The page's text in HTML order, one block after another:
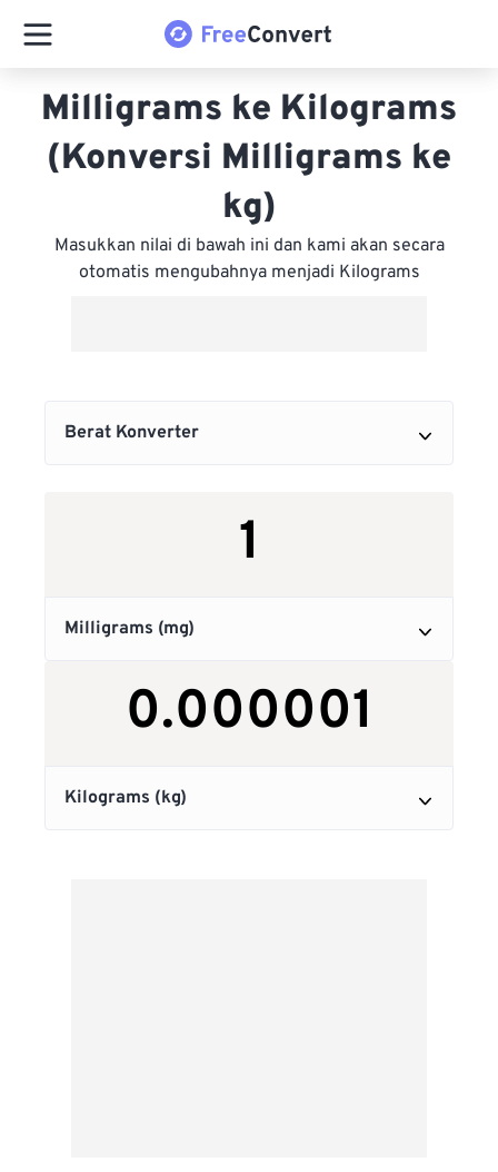
Milligrams ke Kilograms
(Konversi Milligrams ke
kg)
Masukkan nilai di bawah ini dan kami akan secara
otomatis mengubahnya menjadi Kilograms